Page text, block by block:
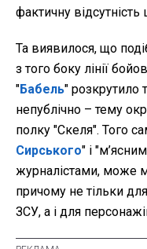
фактичну відсутність
Та виявилося, що
з того боку лінії
"Бабель" розкрутило
непублічно – тему
полку "Скеля". Того
Сирського" і
журналістами, може
причому не тільки
ЗСУ, а і для